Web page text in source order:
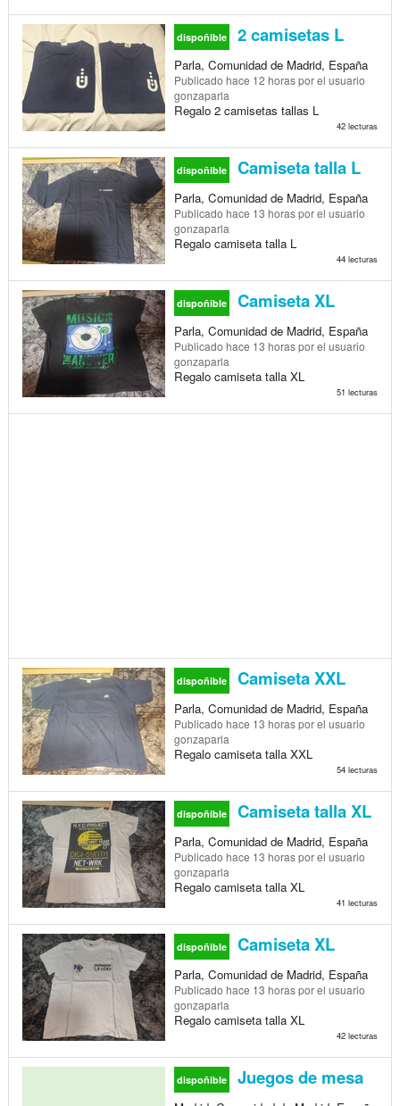
dispoñible 2 camisetas L
Parla, Comunidad de Madrid, España
Publicado hace 12 horaspor el usuario
gonzaparla
Regalo 2 camisetas tallas L
42 lecturas
dispoñible Camiseta talla L
Parla, Comunidad de Madrid, España
Publicado hace 13 horaspor el usuario
gonzaparla
Regalo camiseta talla L
44 lecturas
dispoñible Camiseta XL
Parla, Comunidad de Madrid, España
Publicado hace 13 horaspor el usuario
gonzaparla
Regalo camiseta talla XL
51 lecturas
dispoñible Camiseta XXL
Parla, Comunidad de Madrid, España
Publicado hace 13 horaspor el usuario
gonzaparla
Regalo camiseta talla XXL
54 lecturas
dispoñible Camiseta talla XL
Parla, Comunidad de Madrid, España
Publicado hace 13 horaspor el usuario
gonzaparla
Regalo camiseta talla XL
41 lecturas
dispoñible Camiseta XL
Parla, Comunidad de Madrid, España
Publicado hace 13 horaspor el usuario
gonzaparla
Regalo camiseta talla XL
42 lecturas
dispoñible Juegos de mesa